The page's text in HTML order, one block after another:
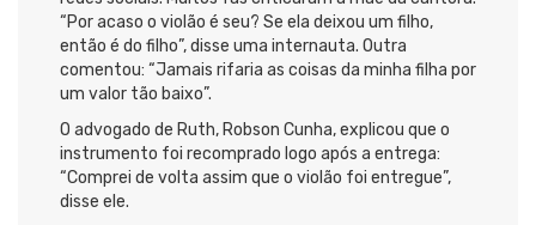
“Por acaso o violão é seu? Se ela deixou um filho,
então é do filho”, disse uma internauta. Outra
comentou: “Jamais rifaria as coisas da minha filha por
um valor tão baixo”.
O advogado de Ruth, Robson Cunha, explicou que o
instrumento foi recomprado logo após a entrega:
“Comprei de volta assim que o violão foi entregue”,
disse ele.